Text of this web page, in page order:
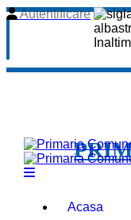
Autentificare
Acasa